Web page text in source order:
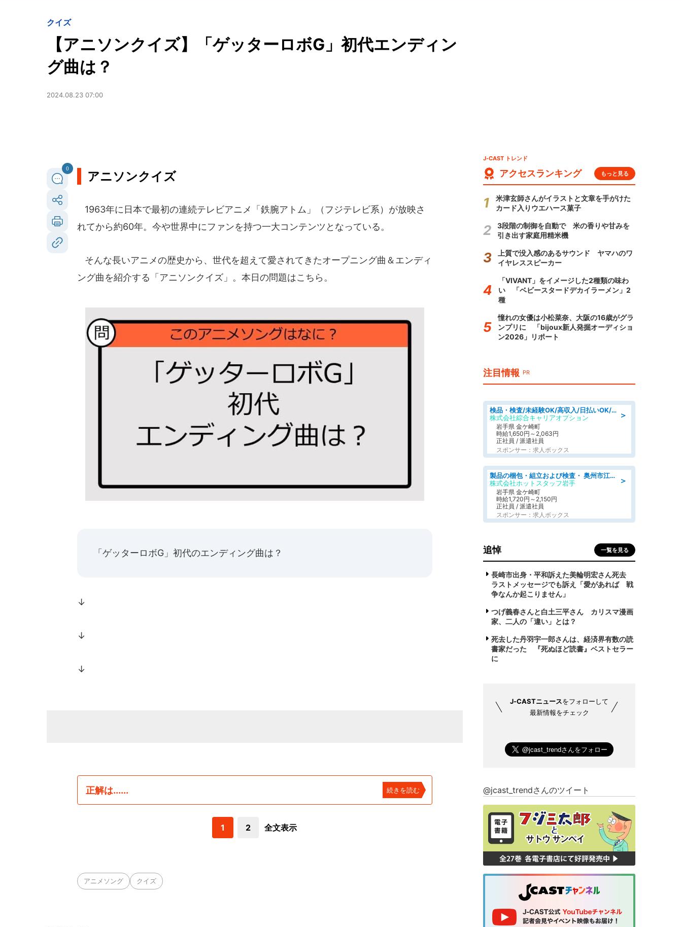
クイズ
【アニソンクイズ】「ゲッターロボG」初代エンディン
グ曲は？
2024.08.23 07:00
0
アニソンクイズ
1963年に日本で最初の連続テレビアニメ「鉄腕アトム」（フジテレビ系）が放映さ
れてから約60年。今や世界中にファンを持つ一大コンテンツとなっている。
そんな長いアニメの歴史から、世代を超えて愛されてきたオープニング曲＆エンディ
ング曲を紹介する「アニソンクイズ」。本日の問題はこちら。
「ゲッターロボG」初代のエンディング曲は？
↓
↓
↓
正解は...... 続きを読む
1 2 全文表示
アニメソング クイズ
J-CAST トレンド
アクセスランキング もっと見る
米津玄師さんがイラストと文章を手がけた
カード入りウエハース菓子
3段階の制御を自動で 米の香りや甘みを
引き出す家庭用精米機
上質で没入感のあるサウンド ヤマハのワ
イヤレススピーカー
「VIVANT」をイメージした2種類の味わ
い 「ベビースタードデカイラーメン」2
種
憧れの女優は小松菜奈、大阪の16歳がグラ
ンプリに 「bijoux新人発掘オーディショ
ン2026」リポート
注目情報 PR
＞
検品・検査/未経験OK/高収入/日払いOK/交替制/20・30・40代活躍中
株式会社綜合キャリアオプション
岩手県 金ケ崎町
時給1,650円～2,063円
正社員 / 派遣社員
スポンサー：求人ボックス
＞
製品の梱包・組立および検査・ 奥州市江刺/大手企業で長期安定 梱包・検査・組立/半年経過毎に5万円の報奨金有
株式会社ホットスタッフ岩手
岩手県 金ケ崎町
時給1,720円～2,150円
正社員 / 派遣社員
スポンサー：求人ボックス
追悼 一覧を見る
長崎市出身・平和訴えた美輪明宏さん死去
ラストメッセージでも訴え「愛があれば 戦
争なんか起こりません」
つげ義春さんと白土三平さん カリスマ漫画
家、二人の「違い」とは？
死去した丹羽宇一郎さんは、経済界有数の読
書家だった 『死ぬほど読書』ベストセラー
に
J-CASTニュースをフォローして
最新情報をチェック
@jcast_trendさんのツイート